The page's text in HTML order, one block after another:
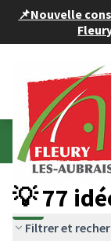
📌Nouvelle
Budget
💡 77
Filtrer et
Panneau de gestion